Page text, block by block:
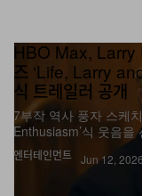
엔터테인먼트
즈 ‘Life, Larry
식 트레일러 공개
7부작 역사 풍자 스케
Enthusiasm’식 웃음
Jun 12,